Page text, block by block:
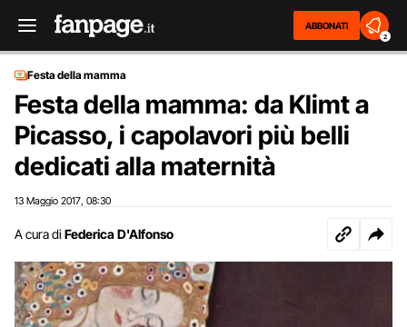
ABBONATI
2
Festa della mamma
Festa della mamma: da Klimt a
Picasso, i capolavori più belli
dedicati alla maternità
13 Maggio 2017 08:30
A cura di Federica D'Alfonso